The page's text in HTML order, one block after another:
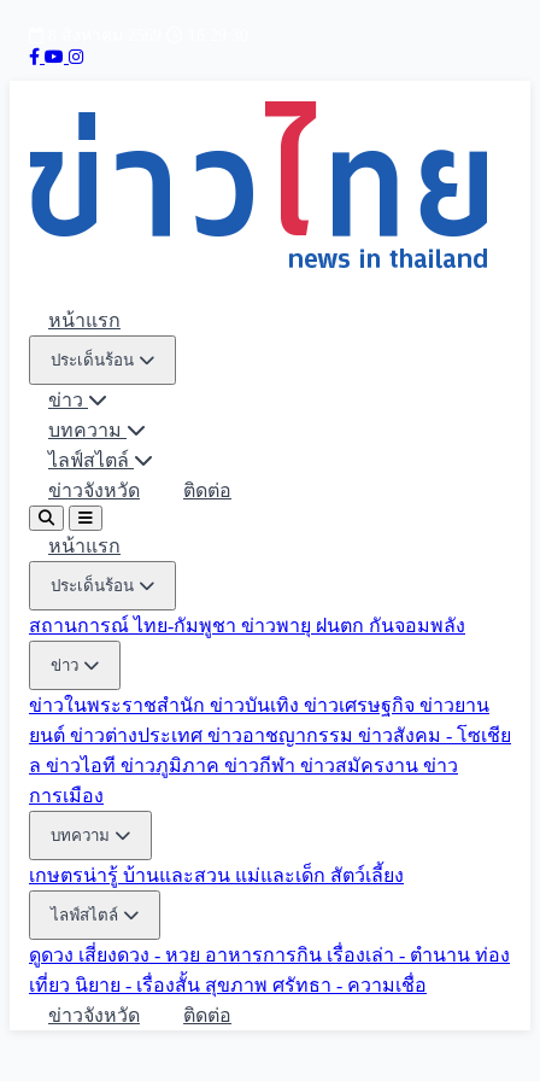
หน้าแรก
ประเด็นร้อน
ข่าว
บทความ
ไลฟ์สไตล์
ข่าวจังหวัด
ติดต่อ
หน้าแรก
ประเด็นร้อน
สถานการณ์ ไทย-กัมพูชา ข่าวพายุ ฝนตก กันจอมพลัง
ข่าว
ข่าวในพระราชสำนัก ข่าวบันเทิง ข่าวเศรษฐกิจ ข่าวยาน
ยนต์ ข่าวต่างประเทศ ข่าวอาชญากรรม ข่าวสังคม - โซเชีย
ล ข่าวไอที ข่าวภูมิภาค ข่าวกีฬา ข่าวสมัครงาน ข่าว
การเมือง
บทความ
เกษตรน่ารู้ บ้านและสวน แม่และเด็ก สัตว์เลี้ยง
ไลฟ์สไตล์
ดูดวง เสี่ยงดวง - หวย อาหารการกิน เรื่องเล่า - ตำนาน ท่อง
เที่ยว นิยาย - เรื่องสั้น สุขภาพ ศรัทธา - ความเชื่อ
ข่าวจังหวัด
ติดต่อ